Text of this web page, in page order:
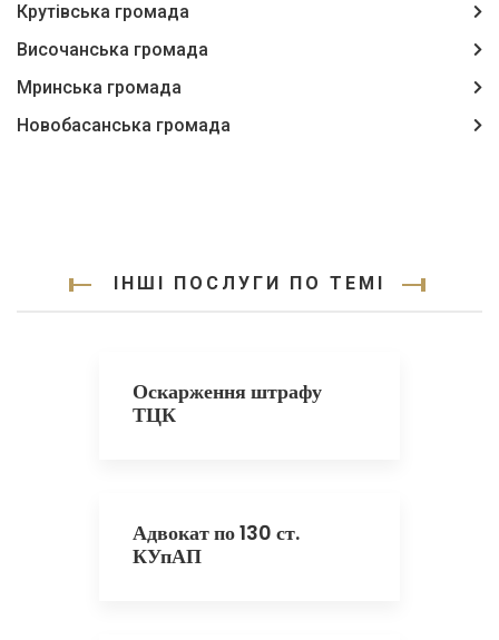
Крутівська громада
Височанська громада
Мринська громада
Новобасанська громада
ІНШІ ПОСЛУГИ ПО ТЕМІ
Оскарження штрафу
ТЦК
Адвокат по 130 ст.
КУпАП